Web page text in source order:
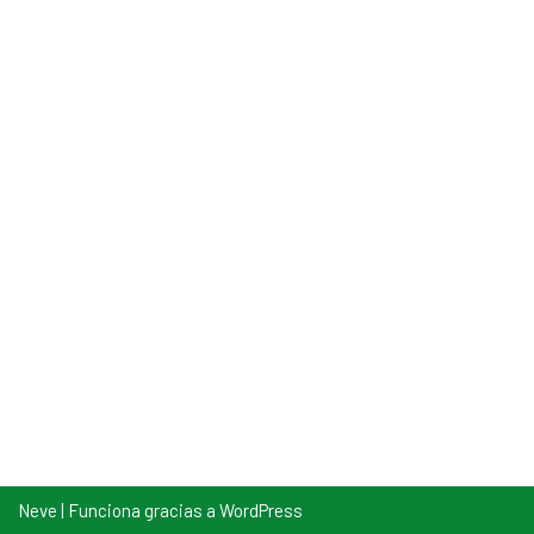
Neve | Funciona gracias a WordPress